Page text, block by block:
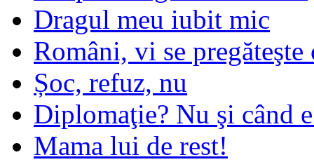
Dragul meu iubit mic
Români, vi se pregăteşte
Șoc, refuz, nu
Diplomaţie? Nu şi când
Mama lui de rest!